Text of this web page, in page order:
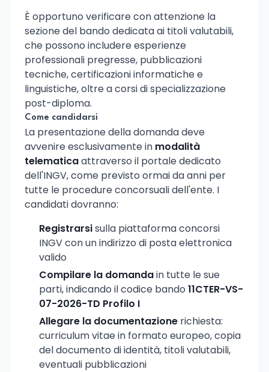
È opportuno verificare con attenzione la
sezione del bando dedicata ai titoli valutabili,
che possono includere esperienze
professionali pregresse, pubblicazioni
tecniche, certificazioni informatiche e
linguistiche, oltre a corsi di specializzazione
post-diploma.
Come candidarsi
La presentazione della domanda deve
avvenire esclusivamente in modalità
telematicaattraverso il portale dedicato
dell'INGV, come previsto ormai da anni per
tutte le procedure concorsuali dell'ente. I
candidati dovranno:
Registrarsisulla piattaforma concorsi
INGV con un indirizzo di posta elettronica
valido
Compilare la domandain tutte le sue
parti, indicando il codice bando 11CTER-VS-
07-2026-TD Profilo I
Allegare la documentazione richiesta:
curriculum vitae in formato europeo, copia
del documento di identità, titoli valutabili,
eventuali pubblicazioni